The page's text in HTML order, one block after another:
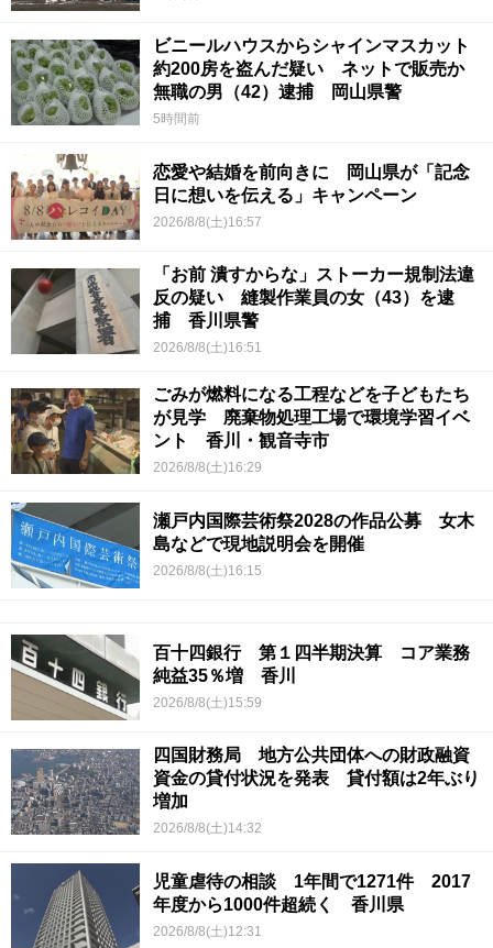
ビニールハウスからシャインマスカット
約200房を盗んだ疑い ネットで販売か
無職の男（42）逮捕 岡山県警
5時間前
恋愛や結婚を前向きに 岡山県が「記念
日に想いを伝える」キャンペーン
2026/8/8(土)16:57
「お前 潰すからな」ストーカー規制法違
反の疑い 縫製作業員の女（43）を逮
捕 香川県警
2026/8/8(土)16:51
ごみが燃料になる工程などを子どもたち
が見学 廃棄物処理工場で環境学習イベ
ント 香川・観音寺市
2026/8/8(土)16:29
瀬戸内国際芸術祭2028の作品公募 女木
島などで現地説明会を開催
2026/8/8(土)16:15
百十四銀行 第１四半期決算 コア業務
純益35％増 香川
2026/8/8(土)15:59
四国財務局 地方公共団体への財政融資
資金の貸付状況を発表 貸付額は2年ぶり
増加
2026/8/8(土)14:32
児童虐待の相談 1年間で1271件 2017
年度から1000件超続く 香川県
2026/8/8(土)12:31